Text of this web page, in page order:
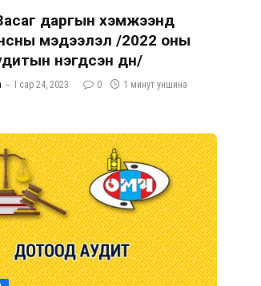
даргын хэмжээнд
мэдээлэл /2022 оны
нэгдсэн дүн/
I сар 24, 2023 0 1 минут уншина